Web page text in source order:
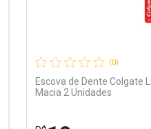
(0)
Escova de Dente Colgate
Macia 2 Unidades